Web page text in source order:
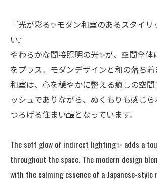
『光が彩る✨モダン和室のあるスタイ
い』
やわらかな間接照明の光✨が、空間全
をプラス。モダンデザインと和の落ち
和室は、心を穏やかに整える癒しの空間
ッシュでありながら、ぬくもりも感じ
つろげる住まい🏡となっています。
The soft glow of indirect lighting✨ adds a
throughout the space. The modern design
with the calming essence of a Japanese-